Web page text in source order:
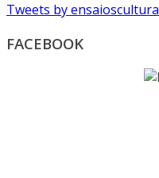
Tweets by ensaioscultura
FACEBOOK